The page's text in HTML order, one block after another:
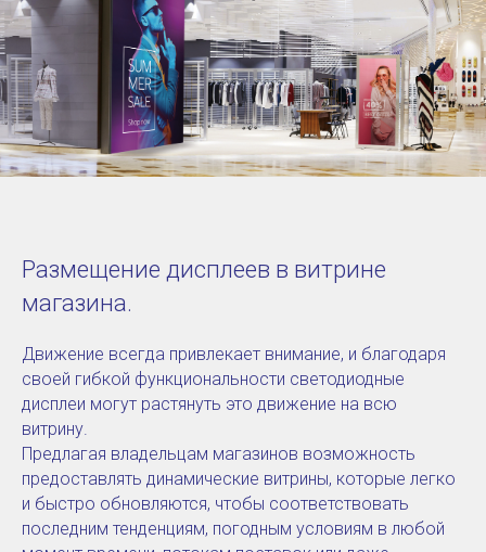
Размещение дисплеев в витрине
магазина.
Движение всегда привлекает внимание, и благодаря
своей гибкой функциональности светодиодные
дисплеи могут растянуть это движение на всю
витрину.
Предлагая владельцам магазинов возможность
предоставлять динамические витрины, которые легко
и быстро обновляются, чтобы соответствовать
последним тенденциям, погодным условиям в любой